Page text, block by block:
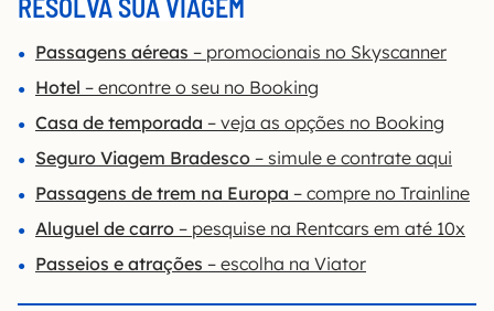
RESOLVA SUA VIAGEM
Passagens aéreas – promocionais no Skyscanner
Hotel – encontre o seu no Booking
Casa de temporada – veja as opções no Booking
Seguro Viagem Bradesco – simule e contrate aqui
Passagens de trem na Europa – compre no Trainline
Aluguel de carro – pesquise na Rentcars em até 10x
Passeios e atrações – escolha na Viator